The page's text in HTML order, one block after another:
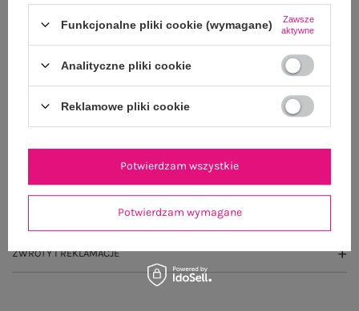
100 dni na zwrot
OPIS PRODUKTU
ZWROTY I REKLAMACJE
Funkcjonalne pliki cookie (wymagane)
Zawsze
aktywne
Analityczne pliki cookie
Reklamowe pliki cookie
Potwierdzam wymagane
Potwierdzam wszystkie